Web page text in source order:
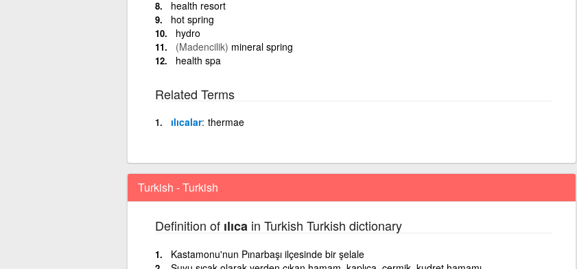
health resort
hot spring
hydro
(Madencilik) mineral spring
health spa
Related Terms
ılıcalar thermae
Turkish - Turkish
Definition of ılıca in Turkish Turkish dictionary
Kastamonu'nun Pınarbaşı ilçesinde bir şelale